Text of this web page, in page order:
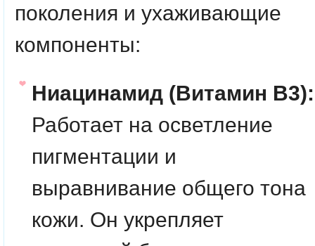
поколения и ухаживающие
компоненты:
Ниацинамид (Витамин B3):
Работает на осветление
пигментации и
выравнивание общего тона
кожи. Он укрепляет